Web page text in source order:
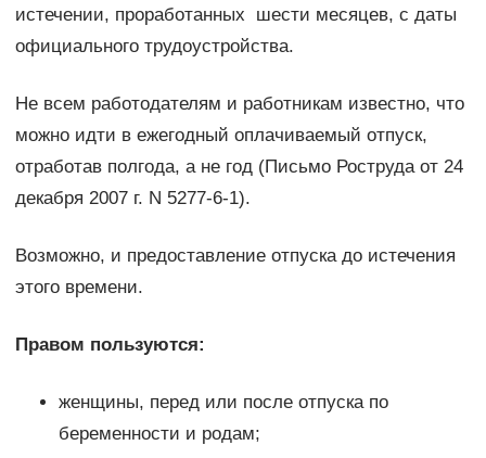
истечении, проработанных шести месяцев, с даты
официального трудоустройства.
Не всем работодателям и работникам известно, что
можно идти в ежегодный оплачиваемый отпуск,
отработав полгода, а не год (Письмо Роструда от 24
декабря 2007 г. N 5277-6-1).
Возможно, и предоставление отпуска до истечения
этого времени.
Правом пользуются:
женщины, перед или после отпуска по
беременности и родам;